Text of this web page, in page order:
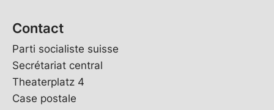
Contact
Parti socialiste suisse
Secrétariat central
Theaterplatz 4
Case postale